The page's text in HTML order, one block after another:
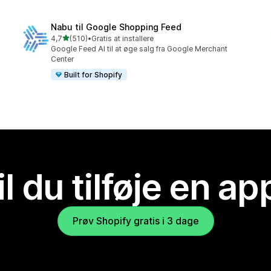
Nabu til Google Shopping Feed
4,7ud af 5 stjerner
(510)
510 anmeldelser i alt
•Gratis at installere
Google Feed AI til at øge salg fra Google Merchant
Center
Built for Shopify
du tilføje en
Prøv Shopify gratis i 3 dage